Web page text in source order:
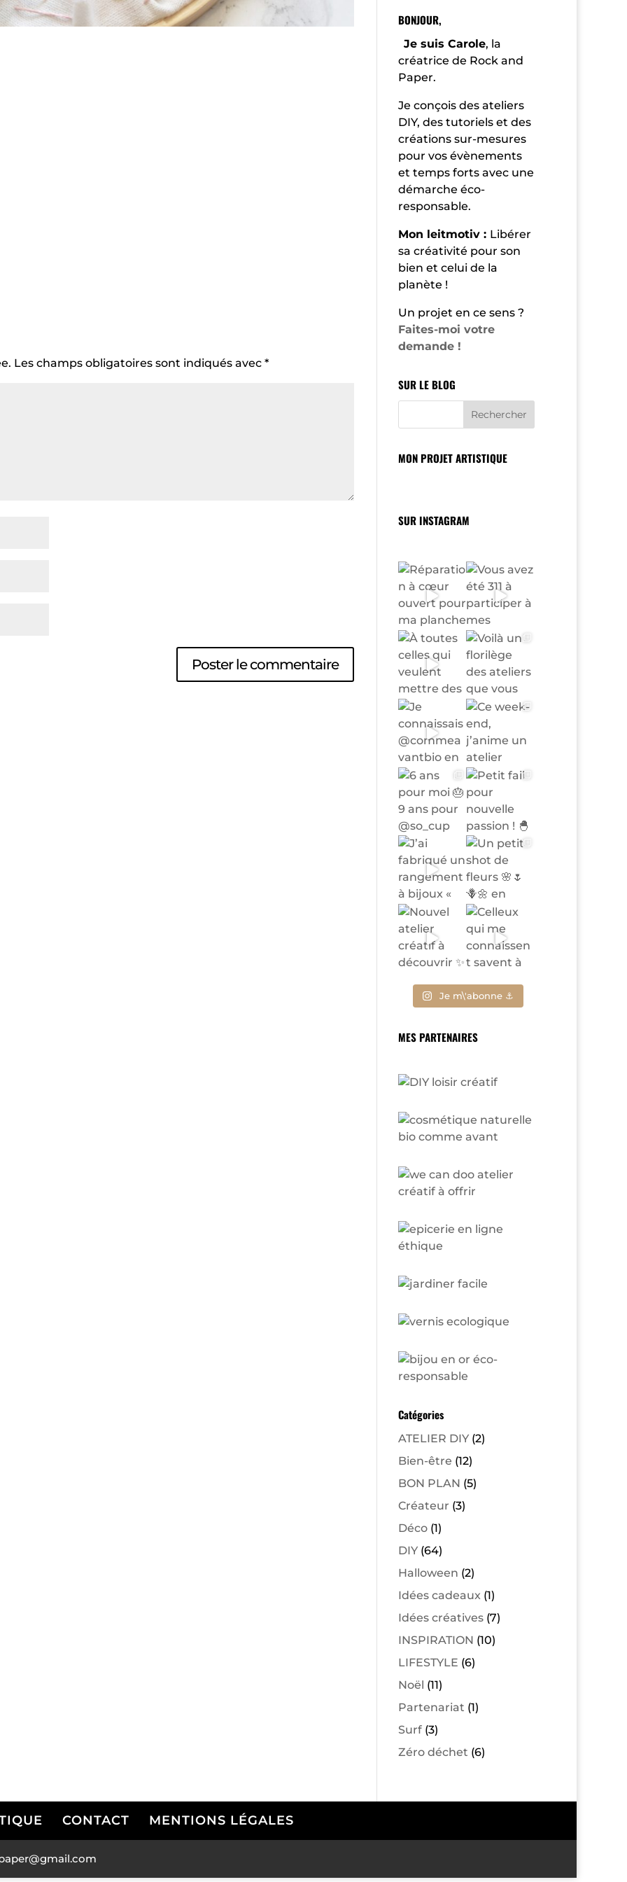
Les champs obligatoires sont indiqués avec *
BONJOUR,
Je suis Carole, la
créatrice de Rock and
Paper.
Je conçois des ateliers
DIY, des tutoriels et des
créations sur-mesures
pour vos évènements
et temps forts avec une
démarche éco-
responsable.
Mon leitmotiv : Libérer
sa créativité pour son
bien et celui de la
planète !
Un projet en ce sens ?
Faites-moi votre
demande !
SUR LE BLOG
MON PROJET ARTISTIQUE
SUR INSTAGRAM
Je m\'abonne ⚓
MES PARTENAIRES
Catégories
ATELIER DIY(2)
Bien-être (12)
BON PLAN (5)
Créateur (3)
Déco(1)
DIY(64)
Halloween (2)
Idées cadeaux (1)
Idées créatives(7)
INSPIRATION (10)
LIFESTYLE (6)
Noël (11)
Partenariat (1)
Surf(3)
Zéro déchet (6)
CONTACT MENTIONS LÉGALES